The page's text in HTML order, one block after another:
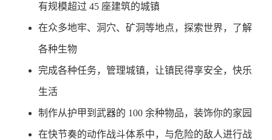
有规模超过 45 座建筑的城镇
在众多地牢、洞穴、矿洞等地点，探索世界，了解
各种生物
完成各种任务，管理城镇，让镇民得享安全，快乐
生活
制作从护甲到武器的 100 余种物品，装饰你的家园
在快节奏的动作战斗体系中，与危险的敌人进行战